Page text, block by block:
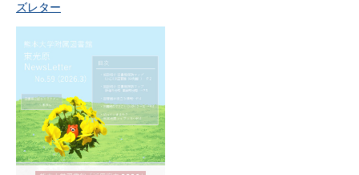
ズレター